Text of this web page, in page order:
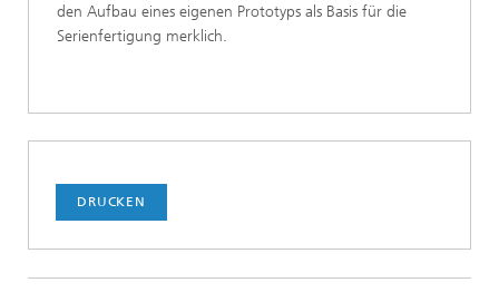
den Aufbau eines eigenen Prototyps als Basis für die
Serienfertigung merklich.
DRUCKEN